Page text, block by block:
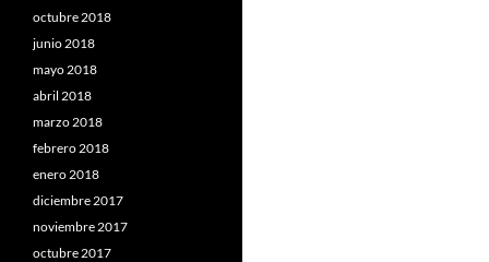
octubre 2018
junio 2018
mayo 2018
abril 2018
marzo 2018
febrero 2018
enero 2018
diciembre 2017
noviembre 2017
octubre 2017